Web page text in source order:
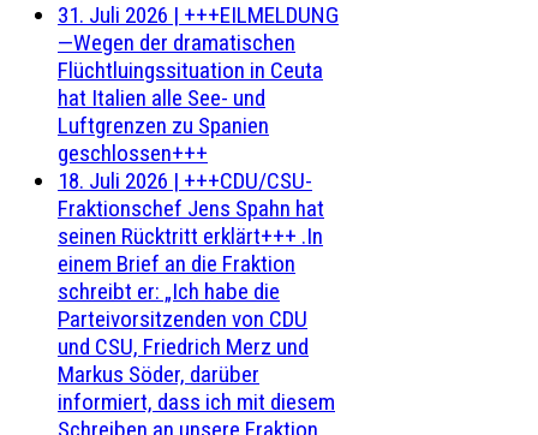
31. Juli 2026 | +++EILMELDUNG
—Wegen der dramatischen
Flüchtluingssituation in Ceuta
hat Italien alle See- und
Luftgrenzen zu Spanien
geschlossen+++
18. Juli 2026 | +++CDU/CSU-
Fraktionschef Jens Spahn hat
seinen Rücktritt erklärt+++ .In
einem Brief an die Fraktion
schreibt er: „Ich habe die
Parteivorsitzenden von CDU
und CSU, Friedrich Merz und
Markus Söder, darüber
informiert, dass ich mit diesem